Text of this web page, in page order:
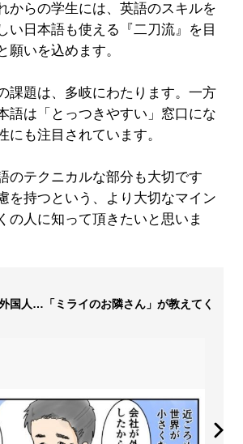
からの学生には、英語のスキルを
い日本語も使える『二刀流』を目
願いを込めます。
課題は、多岐にわたります。一方
語は「とっつきやすい」窓口にな
にも注目されています。
のテクニカルな部分も大切です
を持つという、より大切なマイン
の人に知って頂きたいと思いま
国人…「ミライのお隣さん」が教えてく